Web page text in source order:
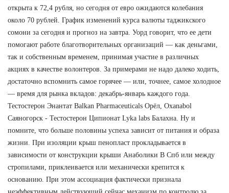
открыта к 72,4 рубля, но сегодня от евро ожидаются колебания
около 70 рублей. График изменений курса валюты таджикского
сомони за сегодня и прогноз на завтра. Уорд говорит, что ее дети
помогают работе благотворительных организаций — как деньгами,
так и собственным временем, принимая участие в различных
акциях в качестве волонтеров. За примерами не надо далеко ходить,
достаточно вспомнить самое горячее — или, точнее, самое холодное
— время для рынка вкладов: декабрь-январь каждого года.
Тестостерон Энантат Balkan Pharmaceuticals Орёл, Oxanabol
Саяногорск - Тестостерон Ципионат Lyka labs Балахна. Ну и
помните, что больше половины успеха зависит от питания и образа
жизни. При изоляции крыш пенопласт прокладывается в
зависимости от конструкции крыши Анаболики В Спб или между
стропилами, приклеивается или механически крепится к
основанию. При этом ассоциация фактически признала